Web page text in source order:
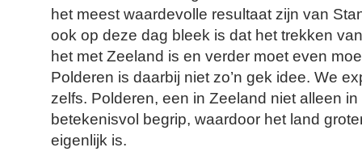
het meest waardevolle resultaat zijn van
ook op deze dag bleek is dat het trekken
het met Zeeland is en verder moet even
Polderen is daarbij niet zo’n gek idee. We
zelfs. Polderen, een in Zeeland niet alleen
betekenisvol begrip, waardoor het land
eigenlijk is.